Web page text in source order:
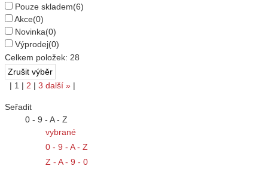
Pouze skladem(6)
Akce(0)
Novinka(0)
Výprodej(0)
Celkem položek: 28
| 1 | 2 | 3 další » |
Seřadit
0 - 9 - A - Z
vybrané
0 - 9 - A - Z
Z - A - 9 - 0